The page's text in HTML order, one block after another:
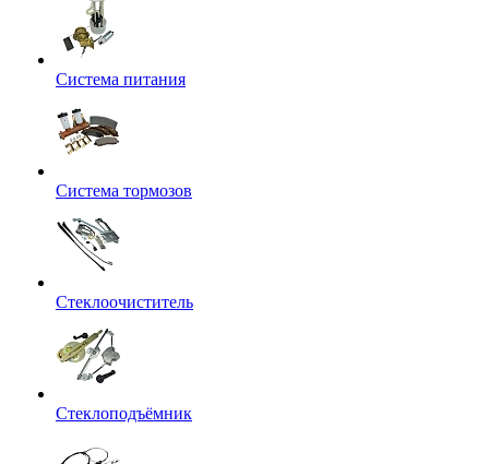
Система питания
Система тормозов
Стеклоочиститель
Стеклоподъёмник